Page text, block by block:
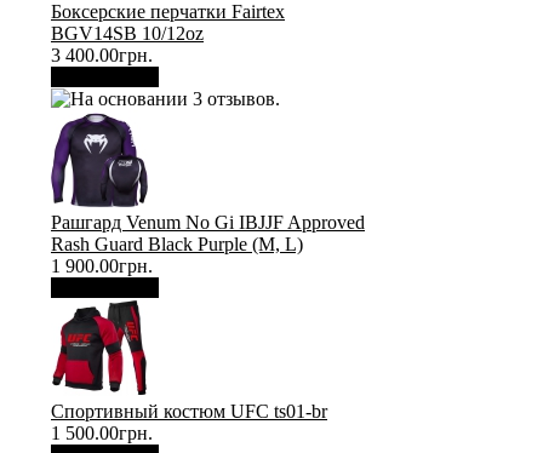
Боксерские перчатки Fairtex
BGV14SB 10/12oz
3 400.00грн.
Рашгард Venum No Gi IBJJF Approved
Rash Guard Black Purple (М, L)
1 900.00грн.
Спортивный костюм UFC ts01-br
1 500.00грн.